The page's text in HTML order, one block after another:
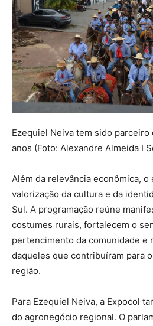
Ezequiel Neiva tem sido
anos (Foto: Alexandre Almeida I
Além da relevância econômica,
valorização da cultura e da
Sul. A programação reúne
costumes rurais, fortalecem o
pertencimento da comunidade e
daqueles que contribuíram para
região.
Para Ezequiel Neiva, a Expocol
do agronegócio regional. O